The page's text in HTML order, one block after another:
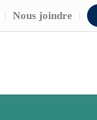
Nous joindre